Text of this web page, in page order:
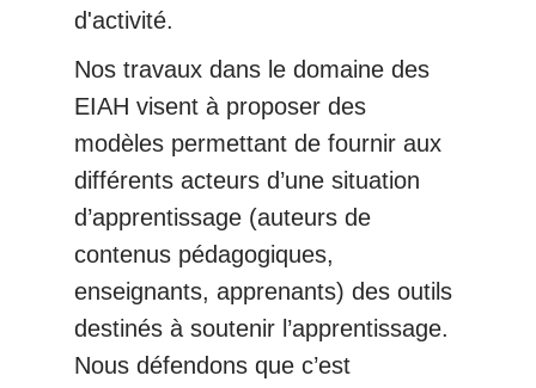
d'activité.
Nos travaux dans le domaine des
EIAH visent à proposer des
modèles permettant de fournir aux
différents acteurs d’une situation
d’apprentissage (auteurs de
contenus pédagogiques,
enseignants, apprenants) des outils
destinés à soutenir l’apprentissage.
Nous défendons que c’est